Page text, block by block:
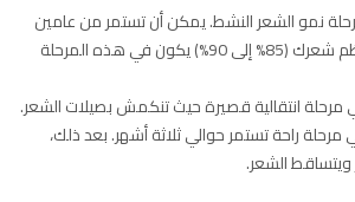
نمو الشعر النشط. يمكن أن تستمر من عامين
إلى ستة أعوام. معظم شعرك (85% إلى 90%) يكون في هذه المرحلة
مرحلة انتقالية قصيرة حيث تنكمش بصيلات الشعر.
مرحلة راحة تستمر حوالي ثلاثة أشهر. بعد ذلك،
ويتساقط الشعر.